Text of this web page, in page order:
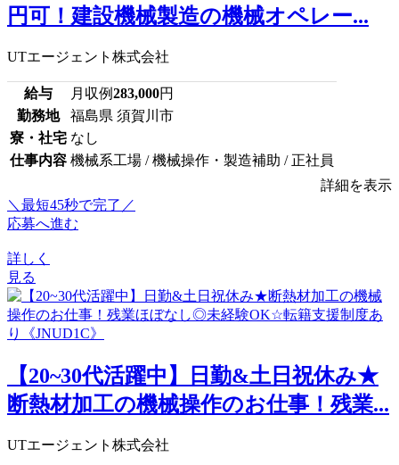
円可！建設機械製造の機械オペレー...
UTエージェント株式会社
給与 月収例283,000円
勤務地
福島県 須賀川市
寮・社宅 なし
仕事内容 機械系工場 / 機械操作・製造補助 / 正社員
詳細を表示
＼最短45秒で完了／
応募へ進む
詳しく
見る
【20~30代活躍中】日勤&土日祝休み★
断熱材加工の機械操作のお仕事！残業...
UTエージェント株式会社